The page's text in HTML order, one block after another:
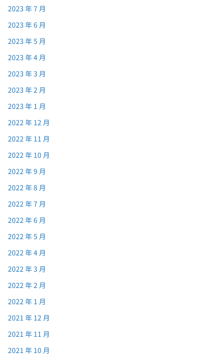
2023 年 7 月
2023 年 6 月
2023 年 5 月
2023 年 4 月
2023 年 3 月
2023 年 2 月
2023 年 1 月
2022 年 12 月
2022 年 11 月
2022 年 10 月
2022 年 9 月
2022 年 8 月
2022 年 7 月
2022 年 6 月
2022 年 5 月
2022 年 4 月
2022 年 3 月
2022 年 2 月
2022 年 1 月
2021 年 12 月
2021 年 11 月
2021 年 10 月